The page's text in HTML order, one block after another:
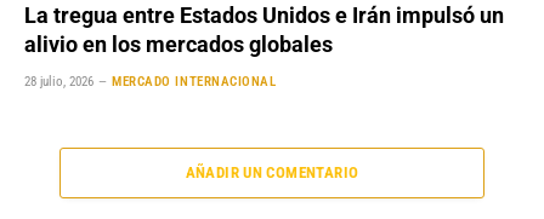
La tregua entre Estados Unidos e Irán impulsó un
alivio en los mercados globales
28 julio, 2026 MERCADO INTERNACIONAL
AÑADIR UN COMENTARIO